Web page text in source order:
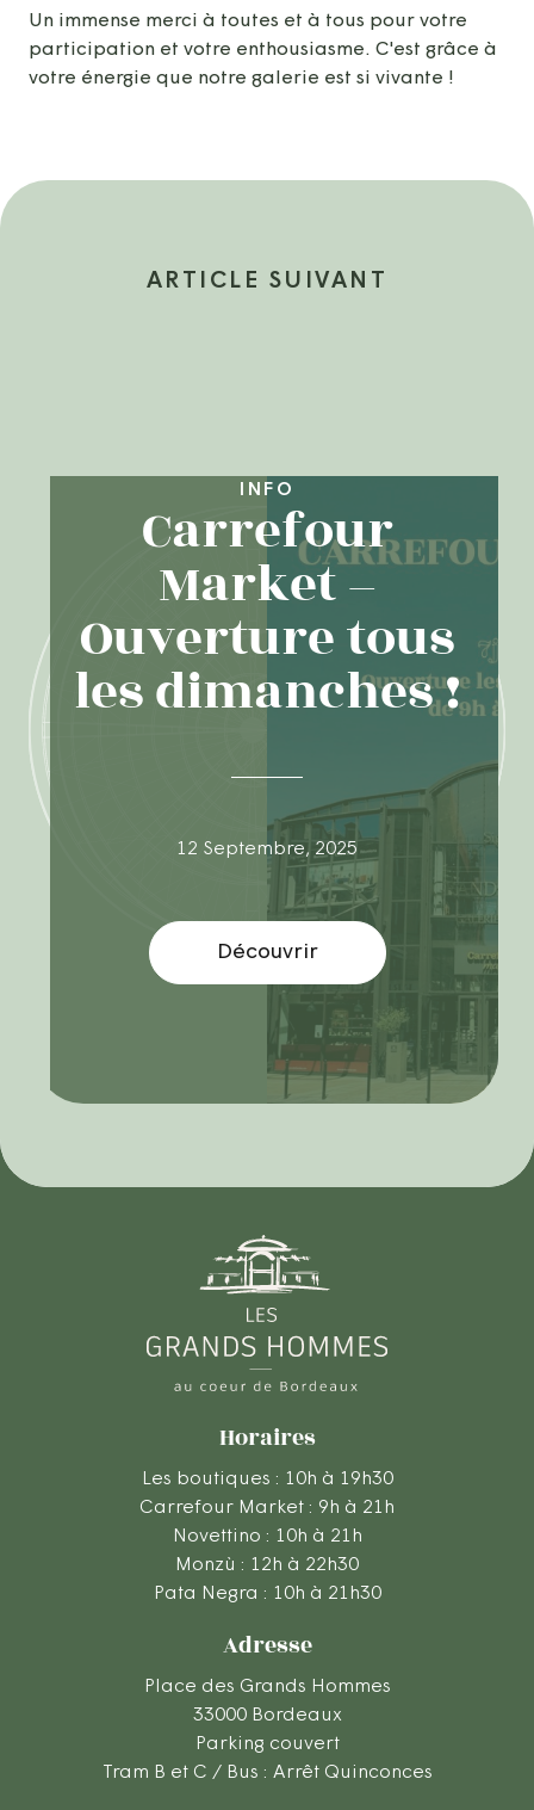
Un immense merci à toutes et à tous pour votre
participation et votre enthousiasme. C'est grâce à
votre énergie que notre galerie est si vivante !
ARTICLE SUIVANT
INFO
Carrefour
Market –
Ouverture tous
les dimanches !
12 Septembre, 2025
Découvrir
Horaires
Les boutiques : 10h à 19h30
Carrefour Market : 9h à 21h
Novettino : 10h à 21h
Monzù : 12h à 22h30
Pata Negra : 10h à 21h30
Adresse
Place des Grands Hommes
33000 Bordeaux
Parking couvert
Tram B et C / Bus : Arrêt Quinconces